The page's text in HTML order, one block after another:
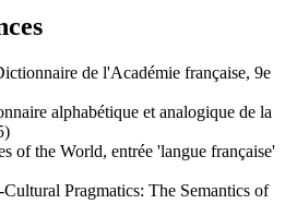
de l'Académie française, 9e
alphabétique et analogique de la
of the World, entrée 'langue française'
Pragmatics: The Semantics of